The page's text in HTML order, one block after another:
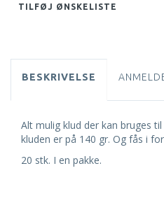
TILFØJ ØNSKELISTE
BESKRIVELSE
Alt mulig klud der kan bruges
kluden er på 140 gr. Og fås i
20 stk. I en pakke.